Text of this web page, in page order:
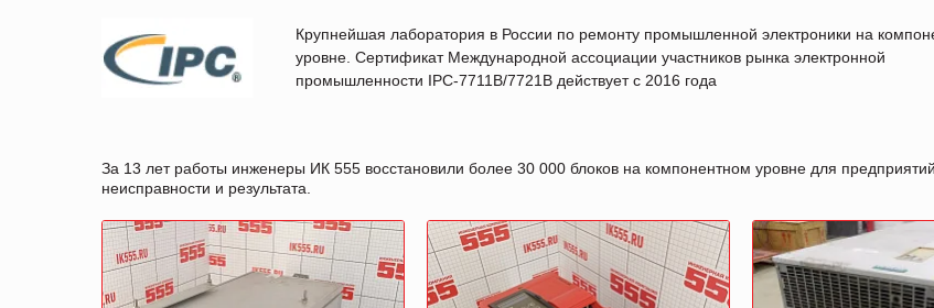
Крупнейшая лаборатория в России по ремонту промышленной электроники на
уровне. Сертификат Международной ассоциации участников рынка электронной
промышленности IPC-7711B/7721B действует с 2016 года
За 13 лет работы инженеры ИК 555 восстановили более 30 000 блоков на компонентном уровне для
неисправности и результата.